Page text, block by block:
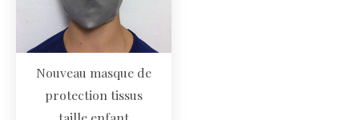
Nouveau masque de
protection tissus